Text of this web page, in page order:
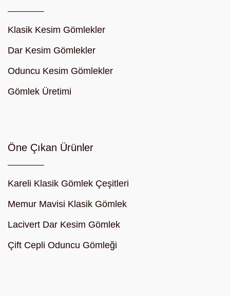
Klasik Kesim Gömlekler
Dar Kesim Gömlekler
Oduncu Kesim Gömlekler
Gömlek Üretimi
Öne Çıkan Ürünler
Kareli Klasik Gömlek Çeşitleri
Memur Mavisi Klasik Gömlek
Lacivert Dar Kesim Gömlek
Çift Cepli Oduncu Gömleği